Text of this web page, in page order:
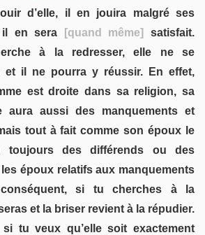
d’elle, il en jouira malgré ses
il en sera
[quand même]
satisfait.
à la redresser, elle ne se
et il ne pourra y réussir. En effet,
est droite dans sa religion, sa
aura aussi des manquements et
tout à fait comme son époux le
des différends ou des
époux relatifs aux manquements
si tu cherches à la
et la briser revient à la répudier.
tu veux qu’elle soit exactement